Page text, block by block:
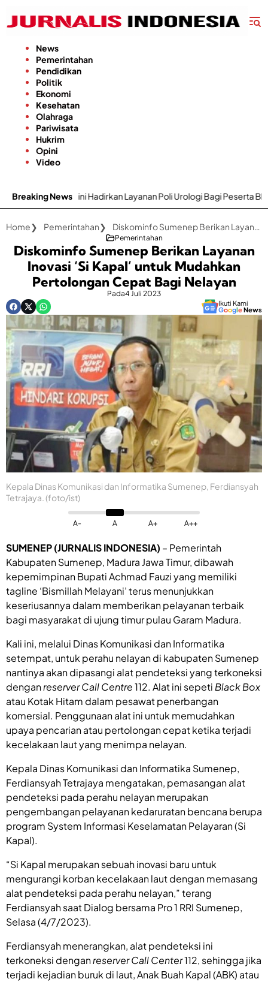
konten
News
Pemerintahan
Pendidikan
Politik
Ekonomi
Kesehatan
Olahraga
Pariwisata
Hukrim
Opini
Video
Breaking News
Layanan Poli Urologi Bagi Peserta BPJS Kesehatan
Home Pemerintahan Diskominfo Sumenep Berikan Layanan Inovasi 'Si Kapal’ untuk Mudahkan Pertolongan Cepat Bagi Nelayan
Pemerintahan
Diskominfo Sumenep Berikan Layanan
Inovasi ‘Si Kapal’ untuk Mudahkan
Pertolongan Cepat Bagi Nelayan
Pada4 Juli 2023
Ikuti Kami
GoogleNews
Kepala Dinas Komunikasi dan Informatika Sumenep, Ferdiansyah
Tetrajaya. (foto/ist)
A- A A+ A++
SUMENEP (JURNALIS INDONESIA) – Pemerintah
Kabupaten Sumenep, Madura Jawa Timur, dibawah
kepemimpinan Bupati Achmad Fauzi yang memiliki
tagline ‘Bismillah Melayani’ terus menunjukkan
keseriusannya dalam memberikan pelayanan terbaik
bagi masyarakat di ujung timur pulau Garam Madura.
Kali ini, melalui Dinas Komunikasi dan Informatika
setempat, untuk perahu nelayan di kabupaten Sumenep
nantinya akan dipasangi alat pendeteksi yang terkoneksi
denganreserver Call Centre112. Alat ini sepetiBlack Box
atau Kotak Hitam dalam pesawat penerbangan
komersial. Penggunaan alat ini untuk memudahkan
upaya pencarian atau pertolongan cepat ketika terjadi
kecelakaan laut yang menimpa nelayan.
Kepala Dinas Komunikasi dan Informatika Sumenep,
Ferdiansyah Tetrajaya mengatakan, pemasangan alat
pendeteksi pada perahu nelayan merupakan
pengembangan pelayanan kedaruratan bencana berupa
program System Informasi Keselamatan Pelayaran (Si
Kapal).
“Si Kapal merupakan sebuah inovasi baru untuk
mengurangi korban kecelakaan laut dengan memasang
alat pendeteksi pada perahu nelayan,” terang
Ferdiansyah saat Dialog bersama Pro 1 RRI Sumenep,
Selasa (4/7/2023).
Ferdiansyah menerangkan, alat pendeteksi ini
terkoneksi denganreserver Call Center112, sehingga jika
terjadi kejadian buruk di laut, Anak Buah Kapal (ABK) atau